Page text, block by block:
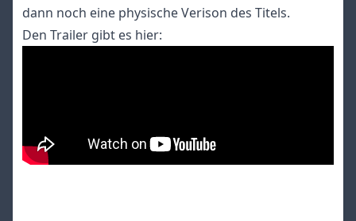
dann noch eine physische Verison des Titels.
Den Trailer gibt es hier: